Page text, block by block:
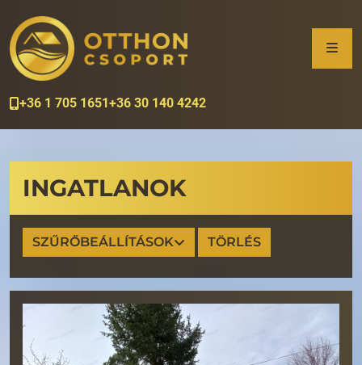
+36 1 705 1651+36 30 140 4242
INGATLANOK
SZŰRŐBEÁLLÍTÁSOK TÖRLÉS